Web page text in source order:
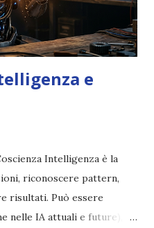
e
Intelligenza è la
riconoscere pattern,
risultati. Può essere
nelle IA attuali e future),